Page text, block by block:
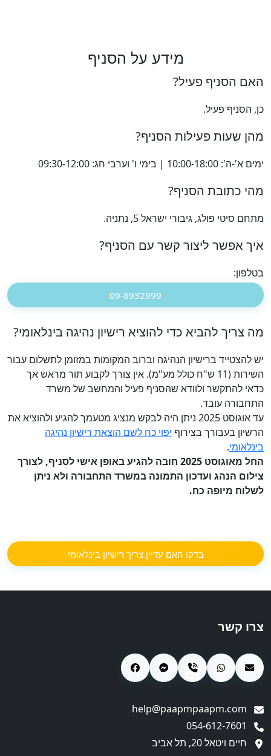
מידע על הסניף
האם הסניף פעיל?
כן, הסניף פעיל.
מהן שעות פעילות הסניף?
ימים א'-ה': 10:00-18:00 | בימי ו' וערבי חג: 09:30-12:00
מהי כתובת הסניף?
מתחם סיטי פולג, גיבורי ישראל 5, נתניה.
איך אפשר ליצור קשר עם הסניף?
בטלפון:
09-8932999
מה צריך להביא כדי להוציא רישיון נהיגה בינלאומי?
יש להצטייד ברישיון הנהיגה וברוב המקומות במזומן לתשלום עבור
השירות (11 ש"ח כולל מע"מ). אין צורך לקבוע תור מראש אך
כדאי להתקשר ולוודא שהסניף פעיל והמחשב של משרד
התחבורה עובד.
עד אוגוסט 2025 ניתן היה לבקש מנציג מטעמך להגיע ולהוציא את
הרשיון בעבורך בצירוף יפוי כח לשם הוצאת רישיון נהיגה
בינלאומי.
החל מאוגוסט 2025 חובה להגיע באופן אישי לסניף, לצורך
צילום הנהג ועדכון התמונה במשרד התחבורה ולא ניתן
לשלוח מיופה כח.
בדקו האם עדיין צריך רישיון בינלאומי
צרו קשר
חיים ויטאל 20, תל אביב